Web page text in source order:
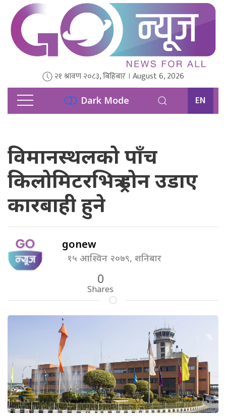
२१ श्रावण २०८३, बिहिबार । August 6, 2026
Dark Mode EN
विमानस्थलको पाँच
किलोमिटरभित्र ड्रोन उडाए
कारबाही हुने
gonew
१५ आश्विन २०७९, शनिबार
0
Shares